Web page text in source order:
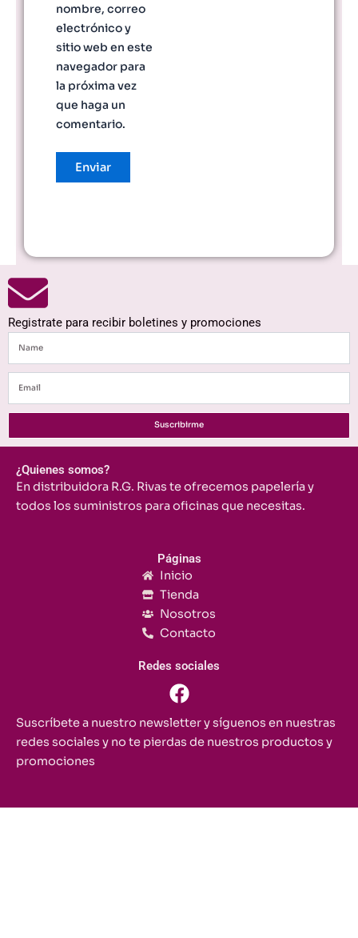
nombre, correo
electrónico y
sitio web en este
navegador para
la próxima vez
que haga un
comentario.
Registrate para recibir boletines y promociones
Suscribirme
¿Quienes somos?
En distribuidora R.G. Rivas te ofrecemos papelería y
todos los suministros para oficinas que necesitas.
Páginas
Inicio
Tienda
Nosotros
Contacto
Redes sociales
F
a
c
e
o
Suscríbete a nuestro newsletter y síguenos en nuestras
redes sociales y no te pierdas de nuestros productos y
promociones